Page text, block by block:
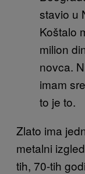
stavio u
Koštalo
milion
novca.
imam
to je to.
Zlato ima
metalni
tih, 70-tih